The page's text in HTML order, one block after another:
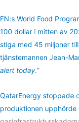
FN:s World Food
100 dollar i mitten av
stiga med 45 miljoner
tjänstemannen Jean-
alert today.”
QatarEnergy stoppade
produktionen upphörde